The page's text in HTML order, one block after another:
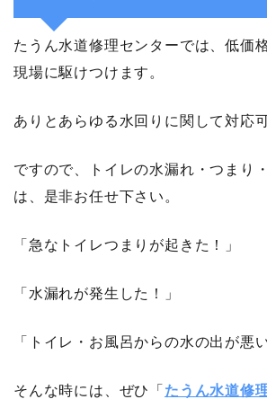
たうん水道修理センターでは、低価
現場に駆けつけます。
ありとあらゆる水回りに関して対応
ですので、トイレの水漏れ・つまり
は、是非お任せ下さい。
「急なトイレつまりが起きた！」
「水漏れが発生した！」
「トイレ・お風呂からの水の出が悪
そんな時には、ぜひ「 たうん水道修